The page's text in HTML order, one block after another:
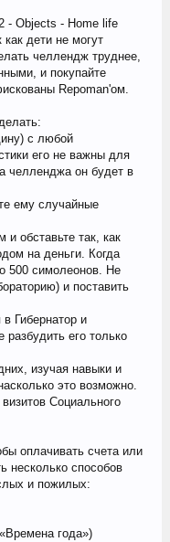
- Objects - Home life
дети не могут
челлендж труднее,
и покупайте
Repoman'ом.
с любой
его не важны для
челленджа он будет в
ему случайные
обставьте так, как
на деньги. Когда
500 симолеонов. Не
и поставить
Гибернатор и
его только
изучая навыки и
это возможно.
Социального
оплачивать счета или
несколько способов
и пожилых:
года»)